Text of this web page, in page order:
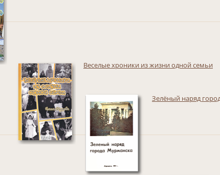
Веселые хроники из жизни одной семьи
Зелёный наряд